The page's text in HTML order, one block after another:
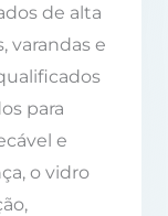
de alta
varandas e
para
e
o vidro